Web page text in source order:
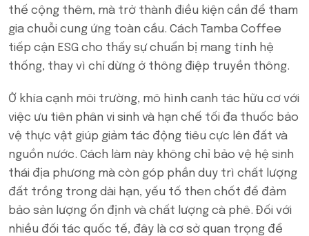
thế cộng thêm, mà trở thành điều kiện cần để tham
gia chuỗi cung ứng toàn cầu. Cách Tamba Coffee
tiếp cận ESG cho thấy sự chuẩn bị mang tính hệ
thống, thay vì chỉ dừng ở thông điệp truyền thông.
Ở khía cạnh môi trường, mô hình canh tác hữu cơ với
việc ưu tiên phân vi sinh và hạn chế tối đa thuốc bảo
vệ thực vật giúp giảm tác động tiêu cực lên đất và
nguồn nước. Cách làm này không chỉ bảo vệ hệ sinh
thái địa phương mà còn góp phần duy trì chất lượng
đất trồng trong dài hạn, yếu tố then chốt để đảm
bảo sản lượng ổn định và chất lượng cà phê. Đối với
nhiều đối tác quốc tế, đây là cơ sở quan trọng để